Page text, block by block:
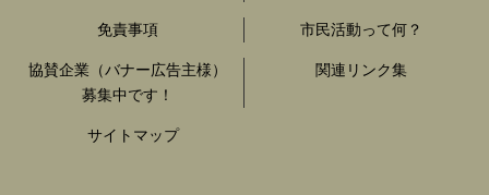
免責事項 市民活動って何？
協賛企業（バナー広告主様）
募集中です！
関連リンク集
サイトマップ